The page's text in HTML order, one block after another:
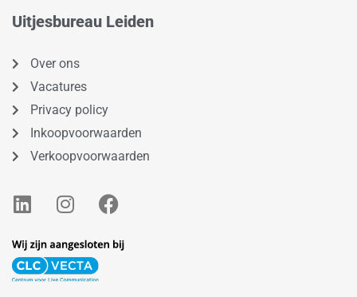
Uitjesbureau Leiden
Over ons
Vacatures
Privacy policy
Inkoopvoorwaarden
Verkoopvoorwaarden
L
i
k
e
I
n
t
a
F
a
e